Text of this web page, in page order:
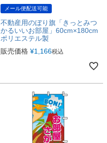
メール便配送可能
不動産用のぼり旗「きっとみつ
かるいいお部屋」60cm×180cm
ポリエステル製
販売価格 ¥1,166税込